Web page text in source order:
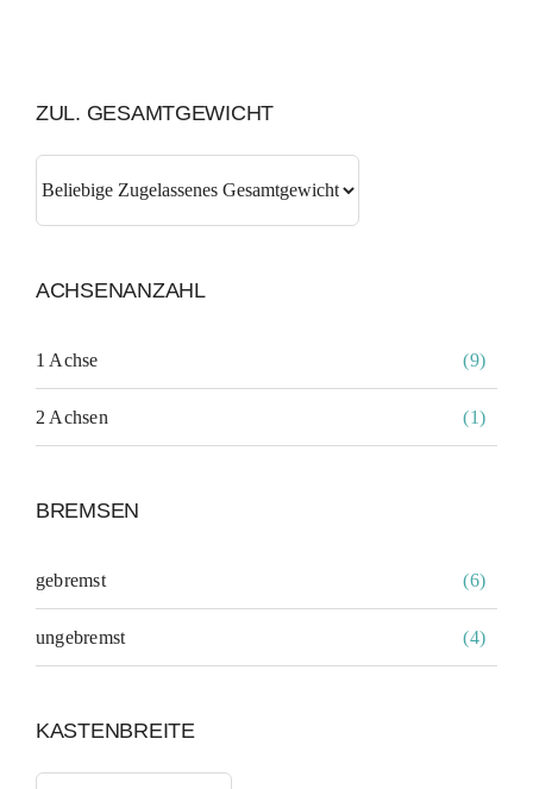
ZUL. GESAMTGEWICHT
ACHSENANZAHL
1 Achse (9)
2 Achsen (1)
BREMSEN
gebremst (6)
ungebremst (4)
KASTENBREITE